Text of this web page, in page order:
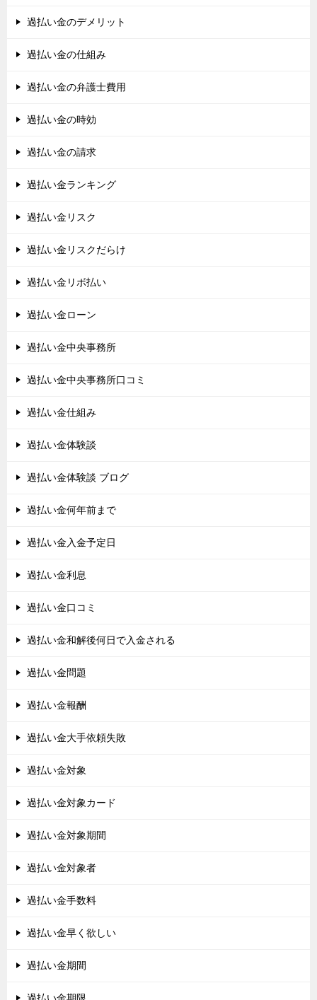
過払い金のデメリット
過払い金の仕組み
過払い金の弁護士費用
過払い金の時効
過払い金の請求
過払い金ランキング
過払い金リスク
過払い金リスクだらけ
過払い金リボ払い
過払い金ローン
過払い金中央事務所
過払い金中央事務所口コミ
過払い金仕組み
過払い金体験談
過払い金体験談 ブログ
過払い金何年前まで
過払い金入金予定日
過払い金利息
過払い金口コミ
過払い金和解後何日で入金される
過払い金問題
過払い金報酬
過払い金大手依頼失敗
過払い金対象
過払い金対象カード
過払い金対象期間
過払い金対象者
過払い金手数料
過払い金早く欲しい
過払い金期間